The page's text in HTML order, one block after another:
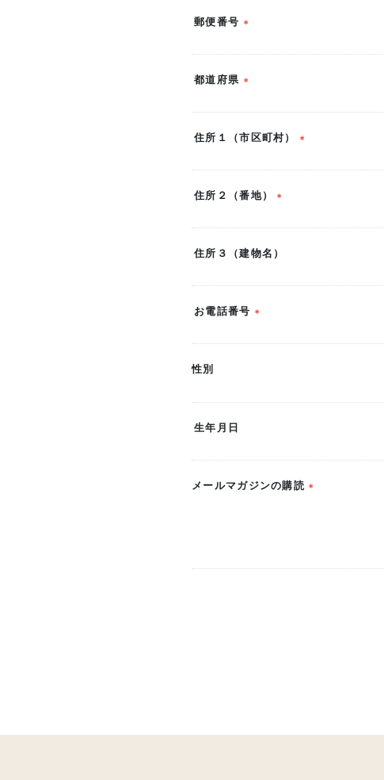
郵便番号
都道府県
住所１（市区町村）
住所２（番地）
住所３（建物名）
お電話番号
性別
生年月日
メールマガジンの購読